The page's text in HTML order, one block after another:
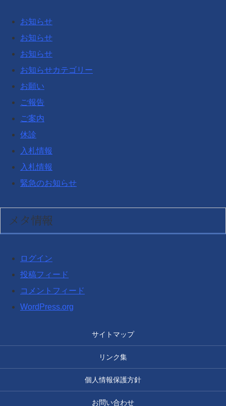
お知らせ
お知らせ
お知らせ
お知らせカテゴリー
お願い
ご報告
ご案内
休診
入札情報
入札情報
緊急のお知らせ
メタ情報
ログイン
投稿フィード
コメントフィード
WordPress.org
サイトマップ
リンク集
個人情報保護方針
お問い合わせ